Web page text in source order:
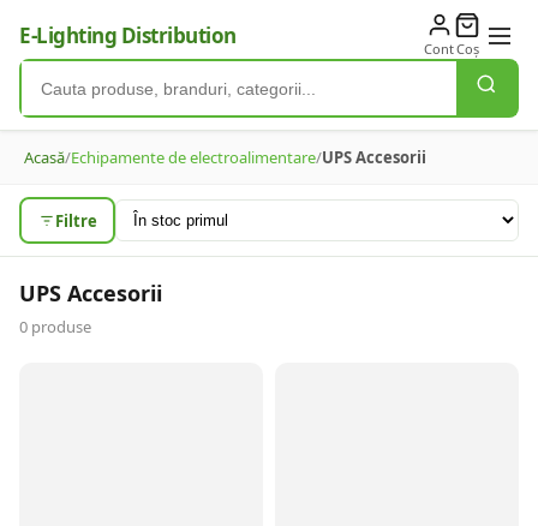
E-Lighting Distribution ContCoș
Acasă/Echipamente de electroalimentare/UPS Accesorii
Filtre
UPS Accesorii
0 produse